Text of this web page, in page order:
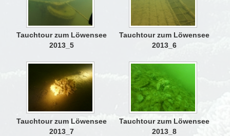
Tauchtour zum Löwensee
2013_5
Tauchtour zum Löwensee
2013_6
Tauchtour zum Löwensee
2013_7
Tauchtour zum Löwensee
2013_8